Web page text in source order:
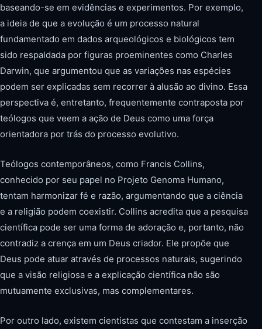
baseando-se em evidências e experimentos. Por exemplo,
a ideia de que a evolução é um processo natural
fundamentado em dados arqueológicos e biológicos tem
sido respaldada por figuras proeminentes como Charles
Darwin, que argumentou que as variações nas espécies
podem ser explicadas sem recorrer à alusão ao divino. Essa
perspectiva é, entretanto, frequentemente contraposta por
teólogos que veem a ação de Deus como uma força
orientadora por trás do processo evolutivo.
Teólogos contemporâneos, como Francis Collins,
conhecido por seu papel no Projeto Genoma Humano,
tentam harmonizar fé e razão, argumentando que a ciência
e a religião podem coexistir. Collins acredita que a pesquisa
científica pode ser uma forma de adoração e, portanto, não
contradiz a crença em um Deus criador. Ele propõe que
Deus pode atuar através de processos naturais, sugerindo
que a visão religiosa e a explicação científica não são
mutuamente exclusivas, mas complementares.
Por outro lado, existem cientistas que contestam a inserção